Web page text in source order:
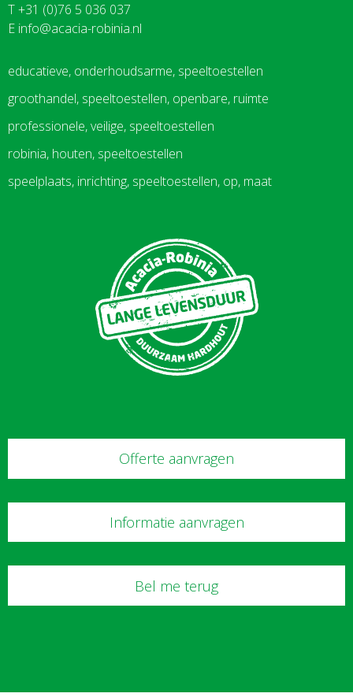
T +31 (0)76 5 036 037
E info@acacia-robinia.nl
educatieve, onderhoudsarme, speeltoestellen
groothandel, speeltoestellen, openbare, ruimte
professionele, veilige, speeltoestellen
robinia, houten, speeltoestellen
speelplaats, inrichting, speeltoestellen, op, maat
Offerte aanvragen
Informatie aanvragen
Bel me terug